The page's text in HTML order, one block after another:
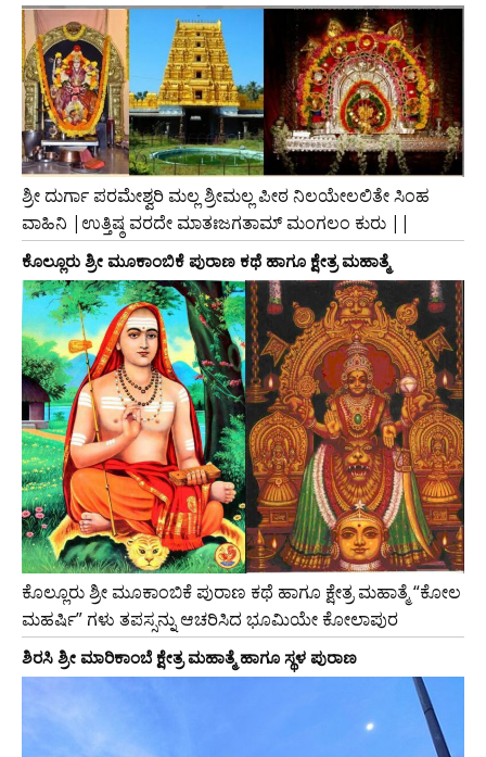
ಶ್ರೀ ದುರ್ಗಾ ಪರಮೇಶ್ವರಿ ಮಲ್ಲ ಶ್ರೀಮಲ್ಲ ಪೀಠ ನಿಲಯೇಲಲಿತೇ ಸಿಂಹ
ವಾಹಿನಿ |ಉತ್ತಿಷ್ಠ ವರದೇ ಮಾತಃಜಗತಾಮ್ ಮಂಗಲಂ ಕುರು ||
ಕೊಲ್ಲೂರು ಶ್ರೀ ಮೂಕಾಂಬಿಕೆ ಪುರಾಣ ಕಥೆ ಹಾಗೂ ಕ್ಷೇತ್ರ ಮಹಾತ್ಮೆ
ಕೊಲ್ಲೂರು ಶ್ರೀ ಮೂಕಾಂಬಿಕೆ ಪುರಾಣ ಕಥೆ ಹಾಗೂ ಕ್ಷೇತ್ರ ಮಹಾತ್ಮೆ “ಕೋಲ
ಮಹರ್ಷಿ” ಗಳು ತಪಸ್ಸನ್ನು ಆಚರಿಸಿದ ಭೂಮಿಯೇ ಕೋಲಾಪುರ
ಶಿರಸಿ ಶ್ರೀ ಮಾರಿಕಾಂಬೆ ಕ್ಷೇತ್ರ ಮಹಾತ್ಮೆ ಹಾಗೂ ಸ್ಥಳ ಪುರಾಣ